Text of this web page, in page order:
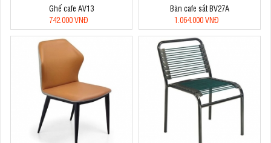
Ghế cafe AV13
742.000 VNĐ
Bàn cafe sắt BV27A
1.064.000 VNĐ